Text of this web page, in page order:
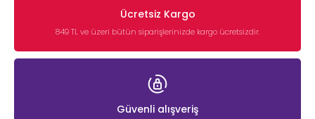
Ücretsiz Kargo
849 TL ve üzeri bütün siparişlerinizde kargo ücretsizdir.
Güvenli alışveriş